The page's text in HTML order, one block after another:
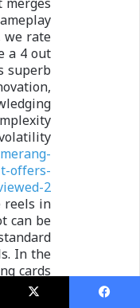
we rate
a 4 out
superb
offers-
2/
reels in
can be
In the
cards